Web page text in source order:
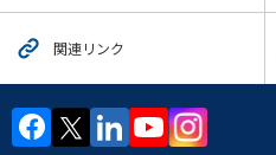
関連リンク